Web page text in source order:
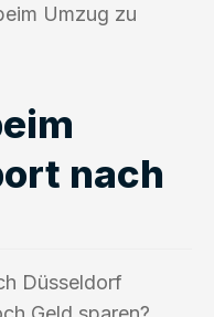
Umzug zu
nach
Düsseldorf